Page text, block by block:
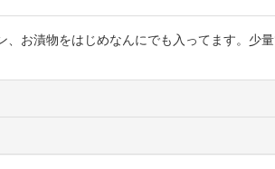
お漬物をはじめなんにでも入ってます。少量